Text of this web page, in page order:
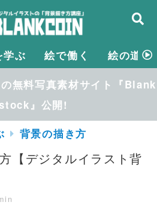
学ぶ 絵で働く 絵の道具
無料写真素材サイト『Blank
』公開!
背景の描き方
【デジタルイラスト背